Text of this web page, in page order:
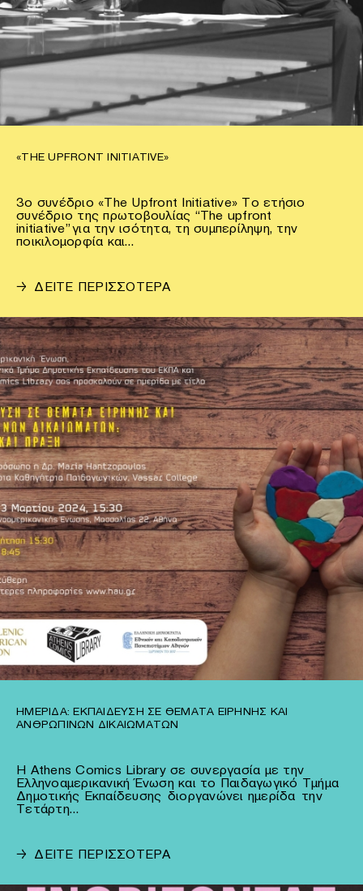
«THE UPFRONT INITIATIVE»
3o συνέδριο «The Upfront Initiative» Το ετήσιο
συνέδριο της πρωτοβουλίας “The upfront
initiative” για την ισότητα, τη συμπερίληψη, την
ποικιλομορφία και…
→ ΔΕΙΤΕ ΠΕΡΙΣΣΟΤΕΡΑ
ΗΜΕΡΊΔΑ: ΕΚΠΑΊΔΕΥΣΗ ΣΕ ΘΈΜΑΤΑ ΕΙΡΉΝΗΣ ΚΑΙ
ΑΝΘΡΏΠΙΝΩΝ ΔΙΚΑΙΩΜΆΤΩΝ
Η Athens Comics Library σε συνεργασία με την
Ελληνοαμερικανική Ένωση και το Παιδαγωγικό Τμήμα
Δημοτικής Εκπαίδευσης διοργανώνει ημερίδα την
Τετάρτη…
→ ΔΕΙΤΕ ΠΕΡΙΣΣΟΤΕΡΑ